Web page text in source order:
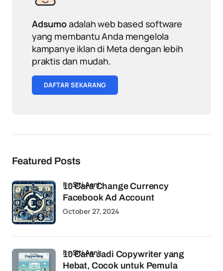
Adsumoadalah web based software
yang membantu Anda mengelola
kampanye iklan di Meta dengan lebih
praktis dan mudah.
DAFTAR SEKARANG
Featured Posts
10 Cara Change Currency
Facebook Ad Account
bySiti Aeni
October 27, 2024
10 Cara Jadi Copywriter yang
Hebat, Cocok untuk Pemula
bySiti Aeni